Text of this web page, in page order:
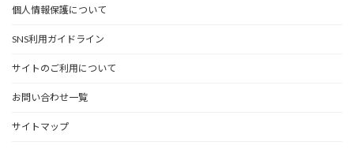
個人情報保護について
SNS利用ガイドライン
サイトのご利用について
お問い合わせ一覧
サイトマップ